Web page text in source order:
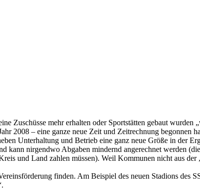
Zuschüsse mehr erhalten oder Sportstätten gebaut
2008 – eine ganze neue Zeit und Zeitrechnung begonnen
Unterhaltung und Betrieb eine ganz neue Größe in der
kann nirgendwo Abgaben mindernd angerechnet werden
und Land zahlen müssen). Weil Kommunen nicht aus
finden. Am Beispiel des neuen Stadions des